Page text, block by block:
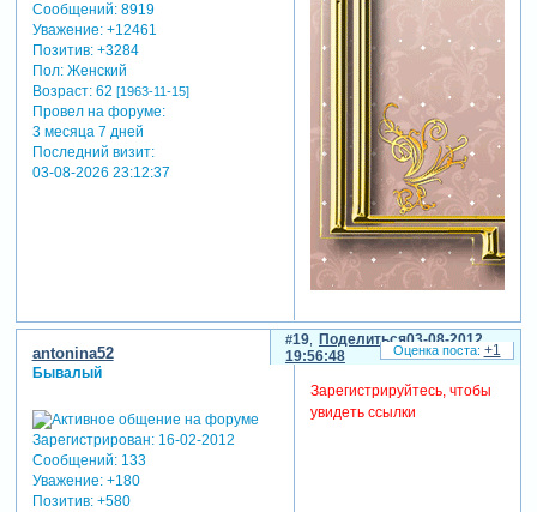
Сообщений:8919
Уважение: +12461
Позитив: +3284
Пол:Женский
Возраст:62 [1963-11-15]
Провел на форуме:
3 месяца 7 дней
Последний визит:
03-08-2026 23:12:37
Поделиться
19
03-08-2012
19:56:48
antonina52
Бывалый
Зарегистрирован: 16-02-2012
Сообщений:133
Уважение: +180
Позитив: +580
Зарегистрируйтесь, чтобы
увидеть ссылки
+1